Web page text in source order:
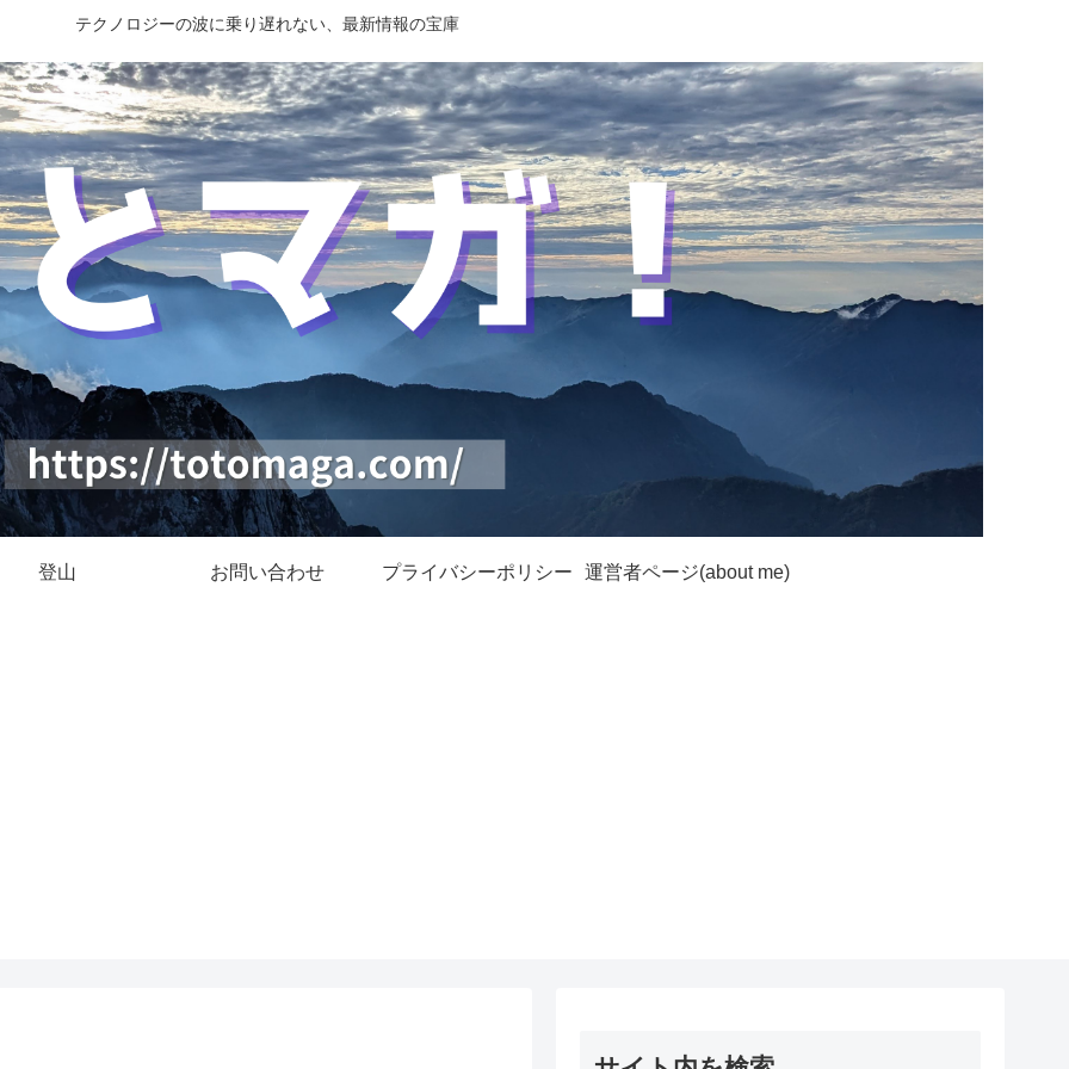
テクノロジーの波に乗り遅れない、最新情報の宝庫
登山 お問い合わせ プライバシーポリシー 運営者ページ(about me)